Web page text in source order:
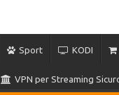
Sport KODI
VPN per Streaming